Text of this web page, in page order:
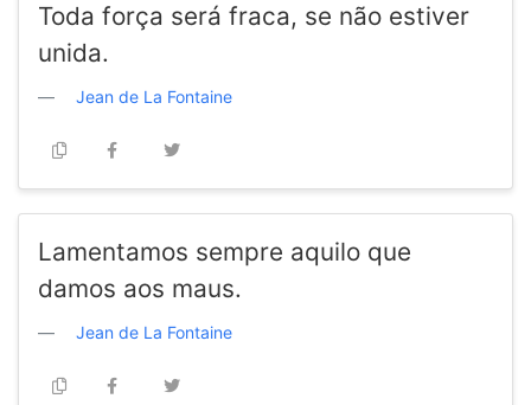
Toda força será fraca, se não estiver
unida.
Jean de La Fontaine
Lamentamos sempre aquilo que
damos aos maus.
Jean de La Fontaine